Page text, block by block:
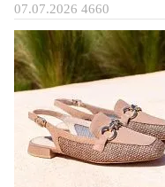
07.07.2026 4660